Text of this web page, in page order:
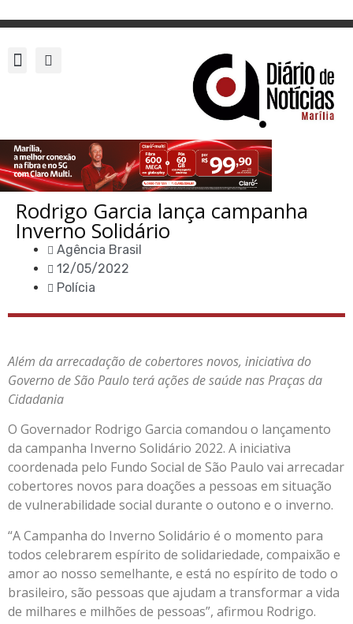
Rodrigo Garcia lança campanha
Inverno Solidário
Agência Brasil
12/05/2022
Polícia
Além da arrecadação de cobertores novos, iniciativa do
Governo de São Paulo terá ações de saúde nas Praças da
Cidadania
O Governador Rodrigo Garcia comandou o lançamento
da campanha Inverno Solidário 2022. A iniciativa
coordenada pelo Fundo Social de São Paulo vai arrecadar
cobertores novos para doações a pessoas em situação
de vulnerabilidade social durante o outono e o inverno.
“A Campanha do Inverno Solidário é o momento para
todos celebrarem espírito de solidariedade, compaixão e
amor ao nosso semelhante, e está no espírito de todo o
brasileiro, são pessoas que ajudam a transformar a vida
de milhares e milhões de pessoas”, afirmou Rodrigo.